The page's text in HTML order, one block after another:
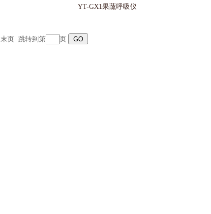
YT-GX1果蔬呼吸仪
末页跳转到第 页